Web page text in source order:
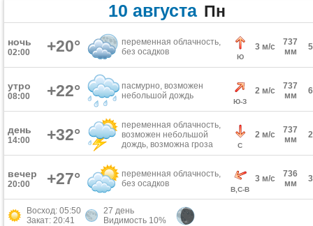
10 августа Пн
ночь
02:00 +20°
переменная облачность,
без осадков
Ю
3 м/с
737
мм
утро
08:00 +22°
пасмурно, возможен
небольшой дождь
Ю-З
2 м/с
737
мм
день
14:00 +32°
переменная облачность,
возможен небольшой
дождь, возможна гроза
С
2 м/с
737
мм
вечер
20:00 +27°
переменная облачность,
без осадков
В,С-В
3 м/с
736
мм
Восход: 05:50
Закат: 20:41
27 день
Видимость 10%